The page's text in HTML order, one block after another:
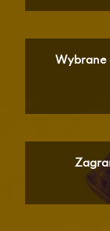
Wybrane